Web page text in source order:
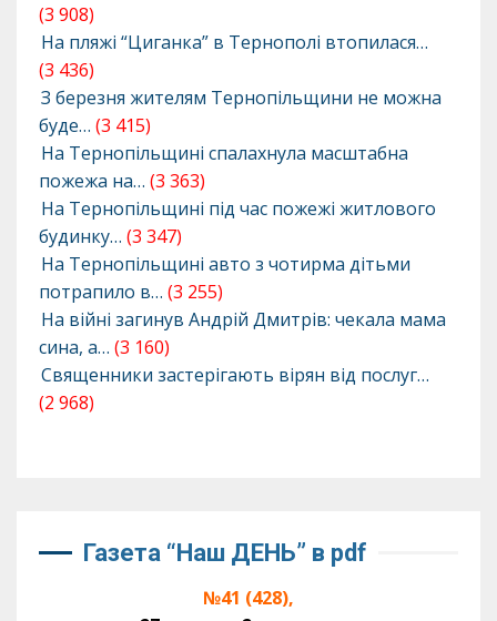
(3 908)
На пляжі “Циганка” в Тернополі втопилася…
(3 436)
З березня жителям Тернопільщини не можна
буде… (3 415)
На Тернопільщині спалахнула масштабна
пожежа на… (3 363)
На Тернопільщині під час пожежі житлового
будинку… (3 347)
На Тернопільщині авто з чотирма дітьми
потрапило в… (3 255)
На війні загинув Андрій Дмитрів: чекала мама
сина, а… (3 160)
Священники застерігають вірян від послуг…
(2 968)
Газета “Наш ДЕНЬ” в pdf
№41 (428),